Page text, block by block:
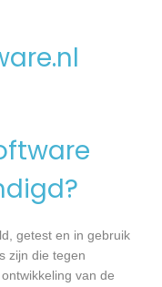
getest en in gebruik
zijn die tegen
van de